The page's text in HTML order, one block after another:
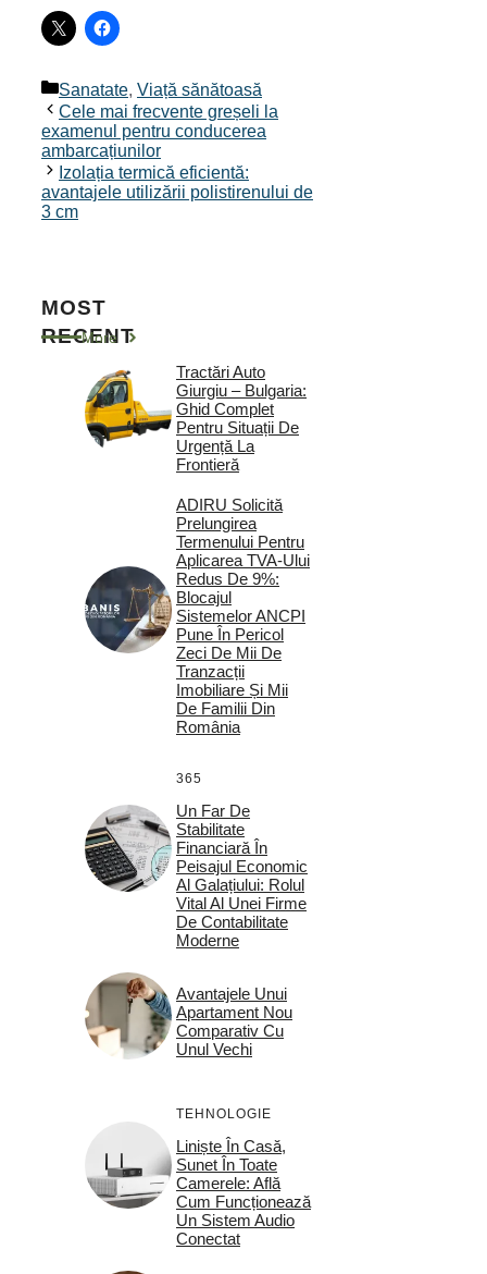
Categorii
Sanatate, Viață sănătoasă
Cele mai frecvente greșeli la
examenul pentru conducerea
ambarcațiunilor
Izolația termică eficientă:
avantajele utilizării polistirenului de
3 cm
MOST
RECENT
More
Tractări Auto
Giurgiu – Bulgaria:
Ghid Complet
Pentru Situații De
Urgență La
Frontieră
ADIRU Solicită
Prelungirea
Termenului Pentru
Aplicarea TVA-Ului
Redus De 9%:
Blocajul
Sistemelor ANCPI
Pune În Pericol
Zeci De Mii De
Tranzacții
Imobiliare Și Mii
De Familii Din
România
365
Un Far De
Stabilitate
Financiară În
Peisajul Economic
Al Galațiului: Rolul
Vital Al Unei Firme
De Contabilitate
Moderne
Avantajele Unui
Apartament Nou
Comparativ Cu
Unul Vechi
TEHNOLOGIE
Liniște În Casă,
Sunet În Toate
Camerele: Află
Cum Funcționează
Un Sistem Audio
Conectat